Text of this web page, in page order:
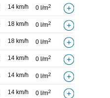
14 km/h 0 l/m2
18 km/h 0 l/m2
18 km/h 0 l/m2
14 km/h 0 l/m2
14 km/h 0 l/m2
14 km/h 0 l/m2